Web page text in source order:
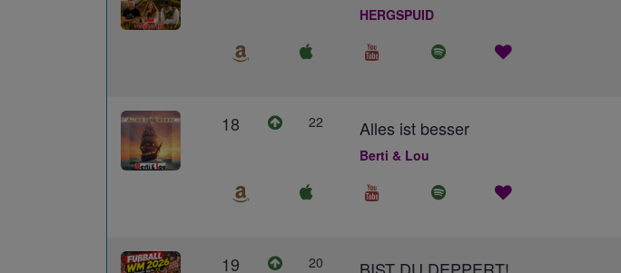
HERGSPUID
18 22 Alles ist besser
Berti & Lou
19 20 BIST DU DEPPERT!